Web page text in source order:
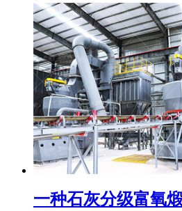
一种石灰分级富氧